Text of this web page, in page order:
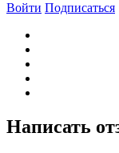
Войти Подписаться
Написать